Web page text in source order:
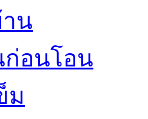
น
ก่อนโอน
ม